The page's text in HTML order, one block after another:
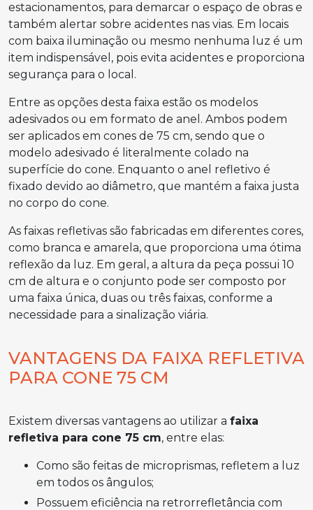
estacionamentos, para demarcar o espaço de obras e
também alertar sobre acidentes nas vias. Em locais
com baixa iluminação ou mesmo nenhuma luz é um
item indispensável, pois evita acidentes e proporciona
segurança para o local.
Entre as opções desta faixa estão os modelos
adesivados ou em formato de anel. Ambos podem
ser aplicados em cones de 75 cm, sendo que o
modelo adesivado é literalmente colado na
superfície do cone. Enquanto o anel refletivo é
fixado devido ao diâmetro, que mantém a faixa justa
no corpo do cone.
As faixas refletivas são fabricadas em diferentes cores,
como branca e amarela, que proporciona uma ótima
reflexão da luz. Em geral, a altura da peça possui 10
cm de altura e o conjunto pode ser composto por
uma faixa única, duas ou três faixas, conforme a
necessidade para a sinalização viária.
VANTAGENS DA FAIXA REFLETIVA
PARA CONE 75 CM
Existem diversas vantagens ao utilizar a faixa
refletiva para cone 75 cm, entre elas:
como são feitas de microprismas, refletem a luz
em todos os ângulos;
possuem eficiência na retrorrefletância com